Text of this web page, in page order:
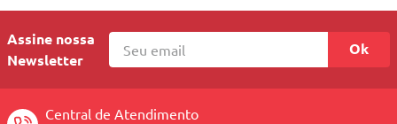
Assine nossa
Newsletter
Ok
Central de Atendimento